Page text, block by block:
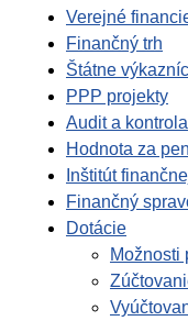
Verejné
Finančný trh
Štátne
PPP projekty
Audit a kontrola
Hodnota za
Inštitút
Finančný
Dotácie
Možnosti